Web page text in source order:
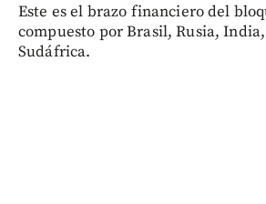
Este es el brazo financiero del
compuesto por Brasil, Rusia,
Sudáfrica.